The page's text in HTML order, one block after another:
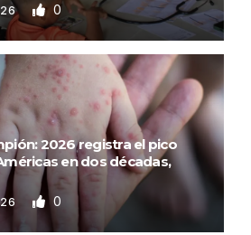
0
2026 registra el pico
en dos décadas,
0